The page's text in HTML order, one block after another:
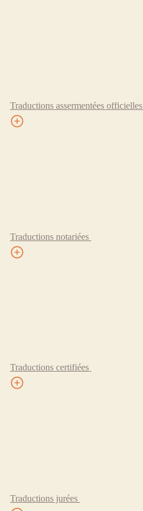
Traductions assermentées officielles
Traductions notariées
Traductions certifiées
Traductions jurées